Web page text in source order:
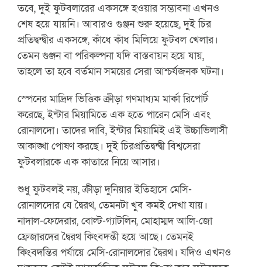
তবে, দুই ফুটবলারের একসঙ্গে হওয়ার সম্ভাবনা এখনও
শেষ হয়ে যায়নি। আবারও গুঞ্জন শুরু হয়েছে, দুই চির
প্রতিদ্বন্দ্বীর একসঙ্গে, কাঁধে কাঁধ মিলিয়ে ফুটবল খেলার।
তেমন গুঞ্জন বা পরিকল্পনা যদি বাস্তবায়ন হয়ে যায়,
তাহলে তা হবে বর্তমান সময়ের সেরা আশ্চর্যজনক ঘটনা।
স্পেনের মাদ্রিদ ভিত্তিক ক্রীড়া গণমাধ্যম মার্কা রিপোর্ট
করেছে, ইন্টার মিয়ামিতে এক হতে পারেন মেসি এবং
রোনালদো। তাদের দাবি, ইন্টার মিয়ামিই এই উচ্চাভিলাসী
আকাঙ্খা পোষণ করছে। দুই চিরপ্রতিদ্বন্দ্বী বিশ্বসেরা
ফুটবলারকে এক কাতারে নিয়ে আসার।
শুধু ফুটবলই নয়, ক্রীড়া দুনিয়ার ইতিহাসে মেসি-
রোনালদোর যে দ্বৈরথ, তেমনটা খুব কমই দেখা যায়।
নাদাল-ফেদেরার, বোল্ট-গ্যাটলিন, মোহাম্মদ আলি-জো
ফ্রেজারদের দ্বৈরথ কিংবদন্তী হয়ে আছে। তেমনই
কিংবদন্তির পর্যায়ে মেসি-রোনালদোর দ্বৈরথ। যদিও এখনও